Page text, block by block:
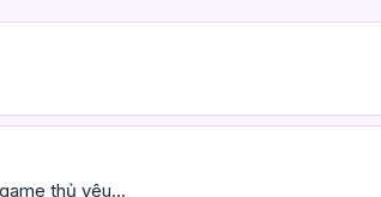
thủ yêu...